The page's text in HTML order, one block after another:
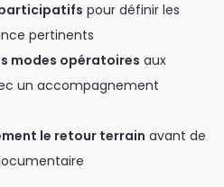
pour définir les
pertinents
modes opératoires aux
un accompagnement
le retour terrain avant de